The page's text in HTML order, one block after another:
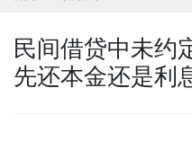
民间借贷中未约
先还本金还是利